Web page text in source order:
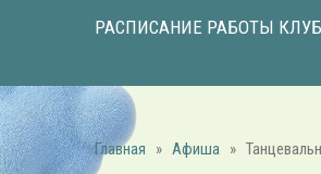
РАСПИСАНИЕ РАБОТЫ
Главная » Афиша »